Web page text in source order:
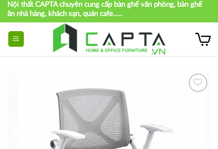
Skip
content
Nội thất CAPTA chuyên cung cấp bàn ghế văn phòng, bàn ghế
ăn nhà hàng, khách sạn, quán cafe.....